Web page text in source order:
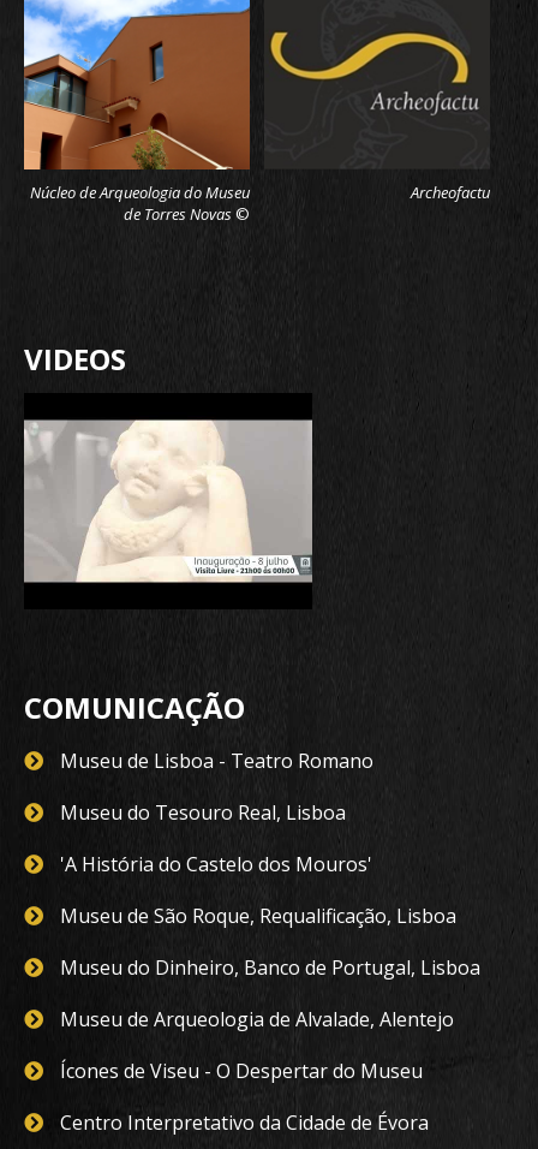
Núcleo de Arqueologia do Museu
de Torres Novas©
Archeofactu
VIDEOS
COMUNICAÇÃO
Museu de Lisboa - Teatro Romano
Museu do Tesouro Real, Lisboa
'A História do Castelo dos Mouros'
Museu de São Roque, Requalificação, Lisboa
Museu do Dinheiro, Banco de Portugal, Lisboa
Museu de Arqueologia de Alvalade, Alentejo
Ícones de Viseu - O Despertar do Museu
Centro Interpretativo da Cidade de Évora